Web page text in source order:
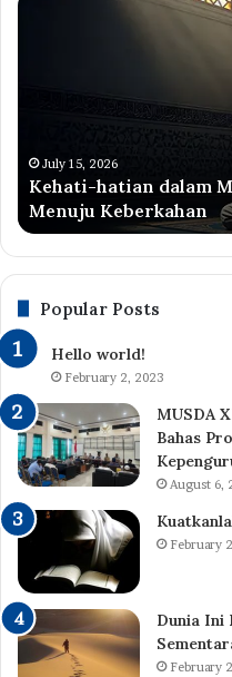
Keberkahan
July 15, 2026
Kehati-hatian dalam
Menuju Keberkahan
Popular Posts
Hello world!
February 2, 2023
MUSDA
Bahas
August 6,
February
Dunia Ini
February